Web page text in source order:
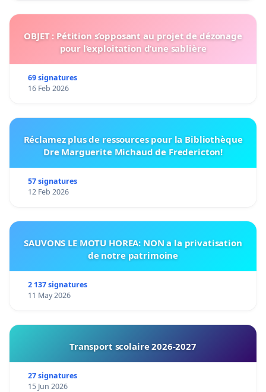
OBJET : Pétition s’opposant au projet de dézonage
pour l’exploitation d’une sablière
69 signatures
16 Feb 2026
Réclamez plus de ressources pour la Bibliothèque
Dre Marguerite Michaud de Fredericton!
57 signatures
12 Feb 2026
SAUVONS LE MOTU HOREA: NON a la privatisation
de notre patrimoine
2 137 signatures
11 May 2026
Transport scolaire 2026-2027
27 signatures
15 Jun 2026